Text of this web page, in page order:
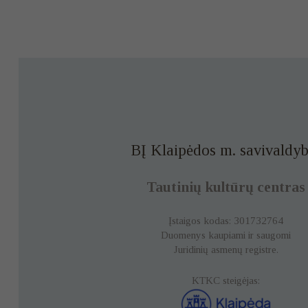
BĮ Klaipėdos m.
Tautinių kultūrų centras
Įstaigos kodas: 301732764
Duomenys kaupiami ir saugomi
Juridinių asmenų registre.
KTKC steigėjas: